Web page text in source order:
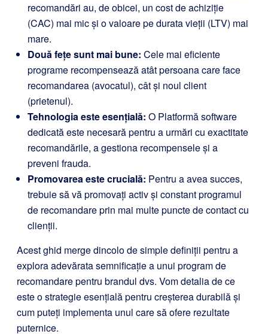
recomandări au, de obicei, un cost de achiziție
(CAC) mai mic și o valoare pe durata vieții (LTV) mai
mare.
Două fețe sunt mai bune: Cele mai eficiente
programe recompensează atât persoana care face
recomandarea (avocatul), cât și noul client
(prietenul).
Tehnologia este esențială: O Platformă software
dedicată este necesară pentru a urmări cu exactitate
recomandările, a gestiona recompensele și a
preveni frauda.
Promovarea este crucială: Pentru a avea succes,
trebuie să vă promovați activ și constant programul
de recomandare prin mai multe puncte de contact cu
clienții.
Acest ghid merge dincolo de simple definiții pentru a
explora adevărata semnificație a unui program de
recomandare pentru brandul dvs. Vom detalia de ce
este o strategie esențială pentru creșterea durabilă și
cum puteți implementa unul care să ofere rezultate
puternice.